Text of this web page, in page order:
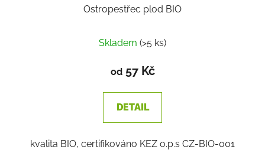
Ostropestřec plod BIO
Skladem (>5 ks)
od57 Kč
DETAIL
kvalita BIO, certifikováno KEZ o.p.s CZ-BIO-001